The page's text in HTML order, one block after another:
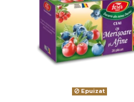
Epuizat